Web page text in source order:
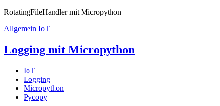
RotatingFileHandler mit Micropython
Allgemein IoT
Logging mit Micropython
IoT
Logging
Micropython
Pycopy